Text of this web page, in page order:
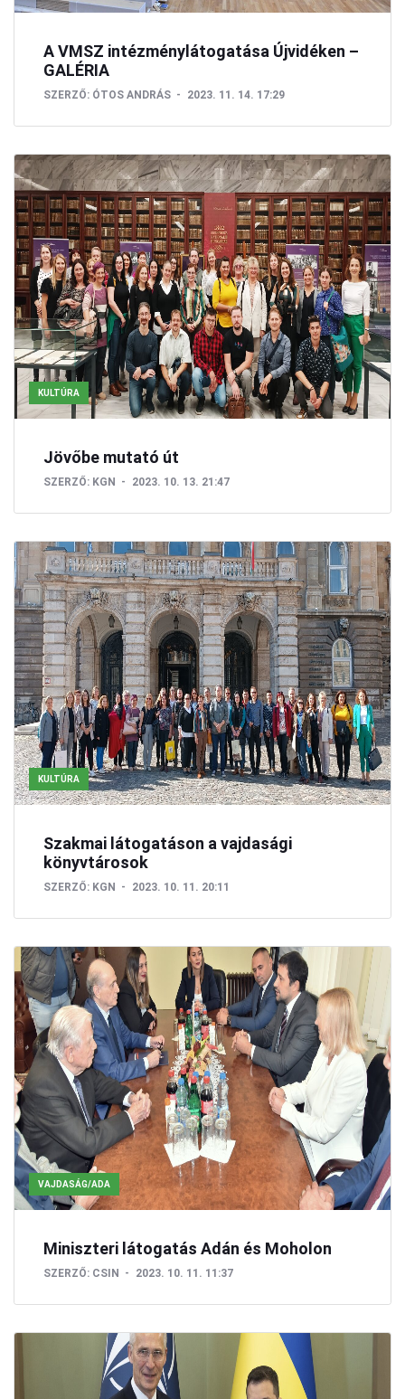
A VMSZ intézménylátogatása Újvidéken –
GALÉRIA
SZERZŐ: ÓTOS ANDRÁS 2023. 11. 14. 17:29
KULTÚRA
Jövőbe mutató út
SZERZŐ: KGN 2023. 10. 13. 21:47
KULTÚRA
Szakmai látogatáson a vajdasági
könyvtárosok
SZERZŐ: KGN 2023. 10. 11. 20:11
VAJDASÁG/ADA
Miniszteri látogatás Adán és Moholon
SZERZŐ: CSIN 2023. 10. 11. 11:37